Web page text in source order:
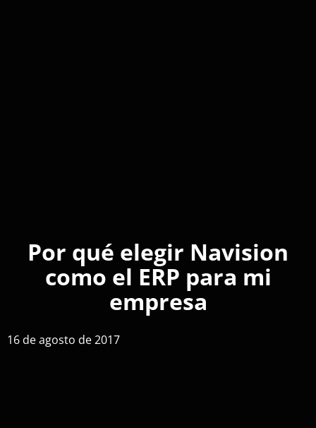
Por qué elegir Navision
como el ERP para mi
empresa
16 de agosto de 2017